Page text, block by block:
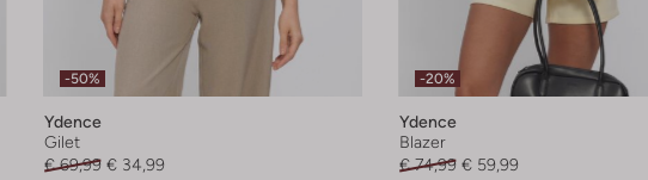
-50%
Ydence
Gilet
€ 69,99 € 34,99
-20%
Ydence
Blazer
€ 74,99 € 59,99